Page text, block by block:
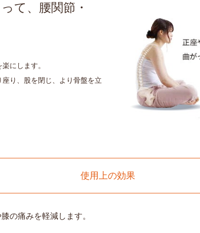
て、腰関節・
にします。
り、股を閉じ、より骨盤を立
使用上の効果
の痛みを軽減します。